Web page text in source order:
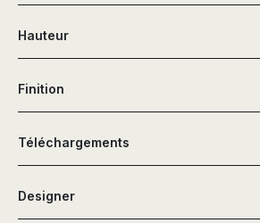
Hauteur
Finition
Téléchargements
Designer